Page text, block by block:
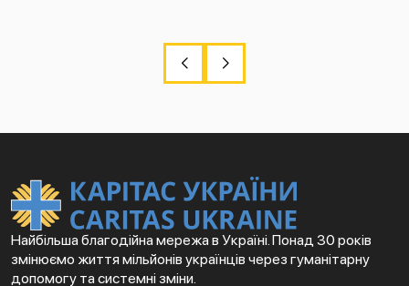
Найбільша благодійна мережа в Україні. Понад 30 років
змінюємо життя мільйонів українців через гуманітарну
допомогу та системні зміни.